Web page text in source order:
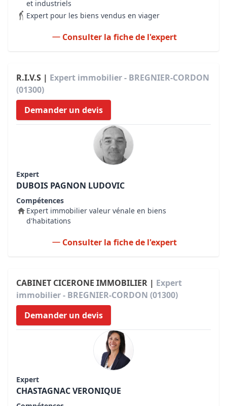
et industriels
Expert pour les biens vendus en viager
Consulter la fiche de l'expert
R.I.V.S | Expert immobilier - BREGNIER-CORDON
(01300)
Demander un devis
Expert
DUBOIS PAGNON LUDOVIC
Compétences
Expert immobilier valeur vénale en biens
d'habitations
Consulter la fiche de l'expert
CABINET CICERONE IMMOBILIER | Expert
immobilier - BREGNIER-CORDON (01300)
Demander un devis
Expert
CHASTAGNAC VERONIQUE